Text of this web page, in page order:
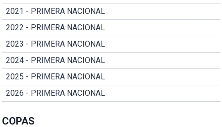
2021 - PRIMERA NACIONAL
2022 - PRIMERA NACIONAL
2023 - PRIMERA NACIONAL
2024 - PRIMERA NACIONAL
2025 - PRIMERA NACIONAL
2026 - PRIMERA NACIONAL
COPAS